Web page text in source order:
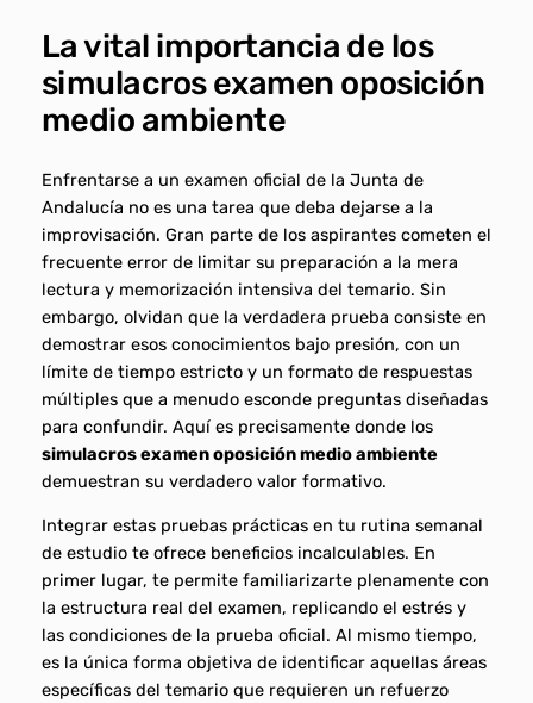
La vital importancia de los
simulacros examen oposición
medio ambiente
Enfrentarse a un examen oficial de la Junta de
Andalucía no es una tarea que deba dejarse a la
improvisación. Gran parte de los aspirantes cometen el
frecuente error de limitar su preparación a la mera
lectura y memorización intensiva del temario. Sin
embargo, olvidan que la verdadera prueba consiste en
demostrar esos conocimientos bajo presión, con un
límite de tiempo estricto y un formato de respuestas
múltiples que a menudo esconde preguntas diseñadas
para confundir. Aquí es precisamente donde los
simulacros examen oposición medio ambiente
demuestran su verdadero valor formativo.
Integrar estas pruebas prácticas en tu rutina semanal
de estudio te ofrece beneficios incalculables. En
primer lugar, te permite familiarizarte plenamente con
la estructura real del examen, replicando el estrés y
las condiciones de la prueba oficial. Al mismo tiempo,
es la única forma objetiva de identificar aquellas áreas
específicas del temario que requieren un refuerzo